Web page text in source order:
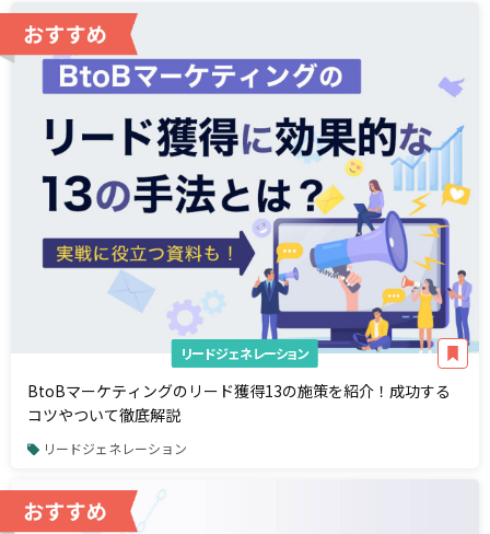
リードジェネレーション
BtoBマーケティングのリード獲得13の施策を紹介！成功する
コツやついて徹底解説
リードジェネレーション